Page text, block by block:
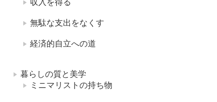
収入を得る
無駄な支出をなくす
経済的自立への道
暮らしの質と美学
ミニマリストの持ち物